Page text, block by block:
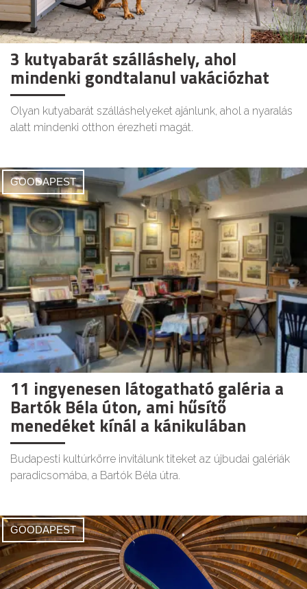
3 kutyabarát szálláshely, ahol
mindenki gondtalanul vakációzhat
Olyan kutyabarát szálláshelyeket ajánlunk, ahol a nyaralás
alatt mindenki otthon érezheti magát.
GOODAPEST
11 ingyenesen látogatható galéria a
Bartók Béla úton, ami hűsítő
menedéket kínál a kánikulában
Budapesti kultúrkörre invitálunk titeket az újbudai galériák
paradicsomába, a Bartók Béla útra.
GOODAPEST